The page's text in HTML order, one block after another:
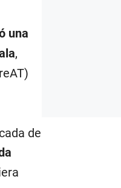
una
,
de